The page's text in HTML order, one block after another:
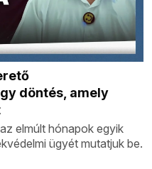
döntés, amely
elmúlt hónapok egyik
ügyét mutatjuk be.